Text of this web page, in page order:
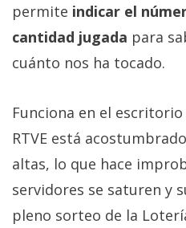
permite indicar el
cantidad jugada para
cuánto nos ha tocado.
Funciona en el
RTVE está
altas, lo que hace
servidores se saturen y
pleno sorteo de la